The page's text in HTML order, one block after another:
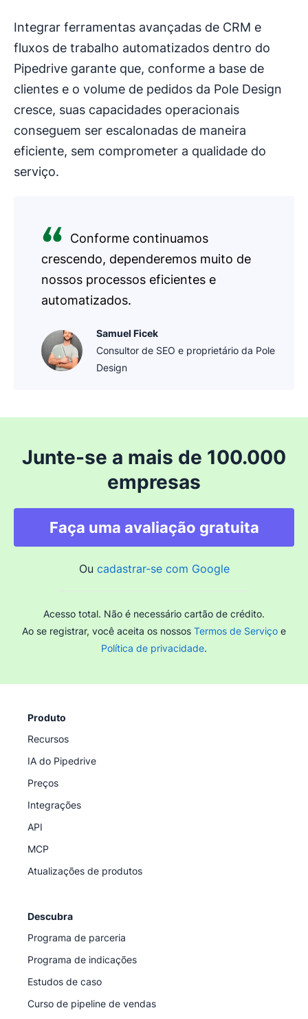
Integrar ferramentas avançadas de CRM e
fluxos de trabalho automatizados dentro do
Pipedrive garante que, conforme a base de
clientes e o volume de pedidos da Pole Design
cresce, suas capacidades operacionais
conseguem ser escalonadas de maneira
eficiente, sem comprometer a qualidade do
serviço.
Conforme continuamos
crescendo, dependeremos muito de
nossos processos eficientes e
automatizados.
Samuel Ficek
Consultor de SEO e proprietário da Pole
Design
Junte-se a mais de 100.000
empresas
Faça uma avaliação gratuita
Ou cadastrar-se com Google
Acesso total. Não é necessário cartão de crédito.
Ao se registrar, você aceita os nossos Termos de Serviço e
Política de privacidade.
Produto
Recursos
IA do Pipedrive
Preços
Integrações
API
MCP
Atualizações de produtos
Descubra
Programa de parceria
Programa de indicações
Estudos de caso
Curso de pipeline de vendas